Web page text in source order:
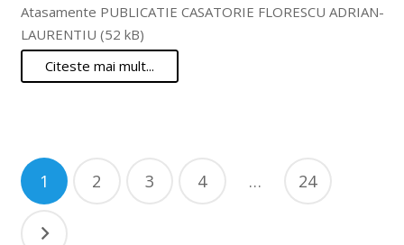
Atasamente PUBLICATIE CASATORIE FLORESCU ADRIAN-
LAURENTIU (52 kB)
Citeste mai mult...
Paginație
articole
1 2 3 4 … 24